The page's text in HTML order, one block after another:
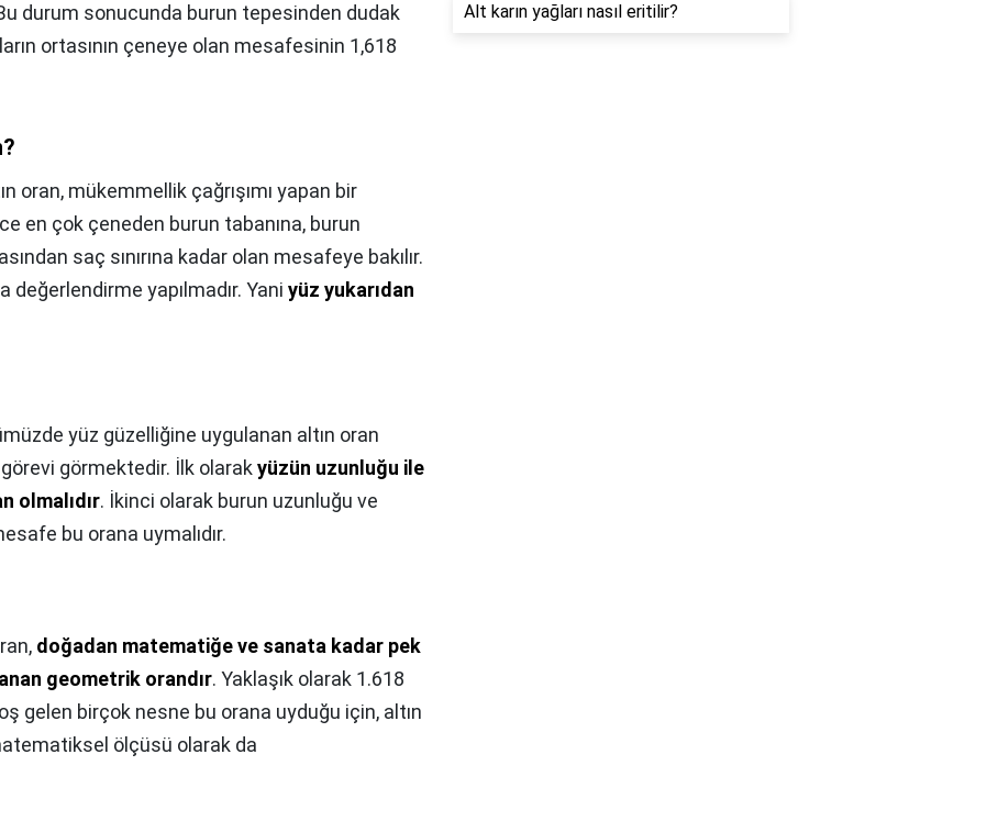
durum sonucunda burun tepesinden dudak
ortasının çeneye olan mesafesinin 1,618
oran, mükemmellik çağrışımı yapan bir
en çok çeneden burun tabanına, burun
saç sınırına kadar olan mesafeye bakılır.
değerlendirme yapılmadır. Yani yüz yukarıdan
yüz güzelliğine uygulanan altın oran
görmektedir. İlk olarakyüzün uzunluğu ile
olmalıdır. İkinci olarak burun uzunluğu ve
bu orana uymalıdır.
doğadan matematiğe ve sanata kadar pek
geometrik orandır. Yaklaşık olarak 1.618
gelen birçok nesne bu orana uyduğu için, altın
ölçüsü olarak da
Alt karın yağları nasıl eritilir?